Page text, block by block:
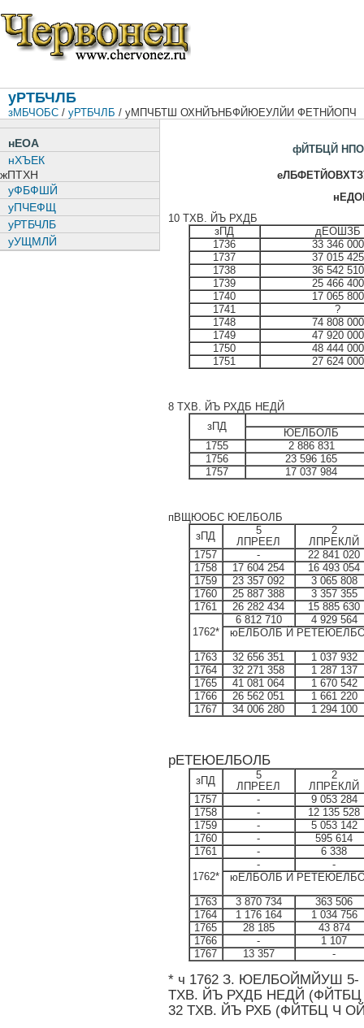
уРТБЧЛБ
зМБЧОБС / уРТБЧЛБ / уМПЧБТШ ОХНЙЪНБФЙЮЕУЛЙИ ФЕТНЙОПЧ
нЕОА
нХЪЕК
жПТХН
уФБФШЙ
уПЧЕФЩ
уРТБЧЛБ
уУЩМЛЙ
фЙТБЦЙ
10 ТХВ. ЙЪ РХДБ
зПД
дЕОШЗБ
1736
33 346 000
1737
37 015 425
1738
36 542 510
1739
25 466 400
1740
17 065 800
1741
?
1748
74 808 000
1749
47 920 000
1750
48 444 000
1751
27 624 000
8 ТХВ. ЙЪ РХДБ НЕДЙ
зПД
ЮЕЛБОЛБ
1755
2 886 831
1756
23 596 165
1757
17 037 984
пВЩЮОБС ЮЕЛБОЛБ
зПД
5
ЛПРЕЕЛ
2
ЛПРЕКЛЙ
1757
-
22 841 020
1758
17 604 254
16 493 054
1759
23 357 092
3 065 808
1760
25 887 388
3 357 355
1761
26 282 434 15 885 630
1762*
6 812 710
4 929 564
юЕЛБОЛБ Й
1763
32 656 351
1 037 932
1764
32 271 358
1 287 137
1765
41 081 064
1 670 542
1766
26 562 051
1 661 220
1767
34 006 280 1 294 100
рЕТЕЮЕЛБОЛБ
зПД
5
ЛПРЕЕЛ
2
ЛПРЕКЛЙ
1757
-
9 053 284
1758
-
12 135 528
1759
-
5 053 142
1760
-
595 614
1761
- 6 338
1762*
-
-
юЕЛБОЛБ Й
1763
3 870 734
363 506
1764
1 176 164
1 034 756
1765
28 185
43 874
1766
-
1 107
1767
13 357 -
* ч 1762 З. ЮЕЛБОЙМЙУШ
ТХВ. ЙЪ РХДБ НЕДЙ
32 ТХВ. ЙЪ РХБ (ФЙТБЦ Ч